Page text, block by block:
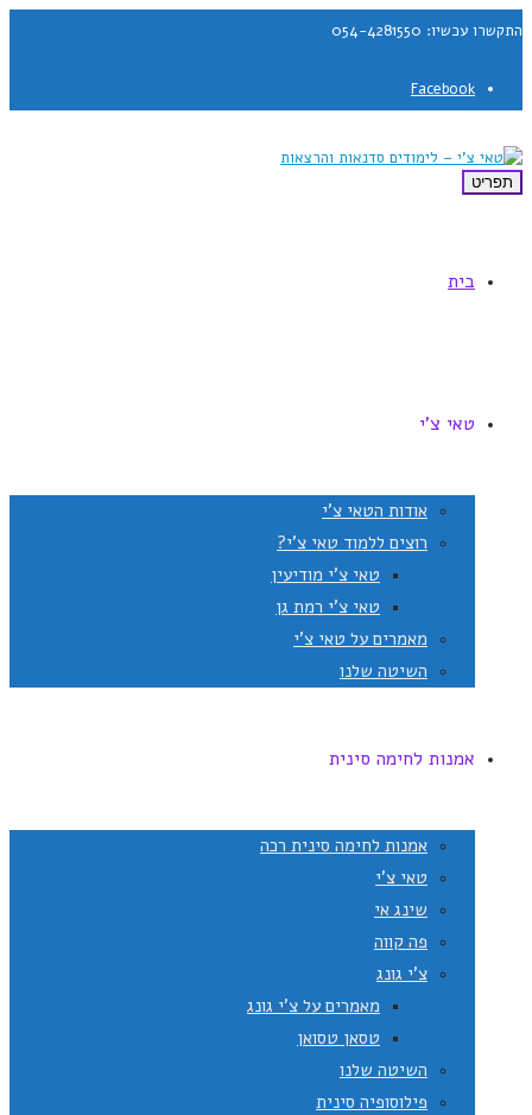
התקשרו עכשיו: 054-4281550
Facebook
תפריט
בית
טאי צ'י
אודות הטאי צ'י
רוצים ללמוד טאי צ'י?
טאי צ'י מודיעין
טאי צ'י רמת גן
מאמרים על טאי צ'י
השיטה שלנו
אמנות לחימה סינית
אמנות לחימה סינית רכה
טאי צ'י
שינג אי
פה קווה
צ'י גונג
מאמרים על צ'י גונג
טסאן טסואן
השיטה שלנו
פילוסופיה סינית